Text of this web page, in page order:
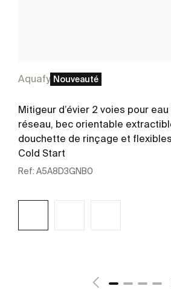
Aquafy Nouveauté
Mitigeur d’évier 2 voies pour
réseau, bec orientable
douchette de rinçage et
Cold Start
Ref: A5A8D3GNB0